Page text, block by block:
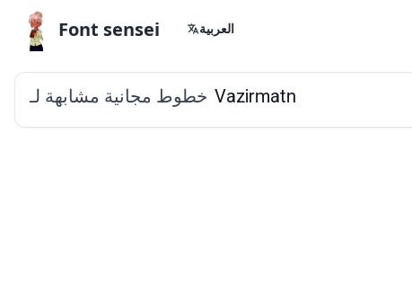
Font sensei العربية
خطوط مجانية مشابهة لـ Vazirmatn